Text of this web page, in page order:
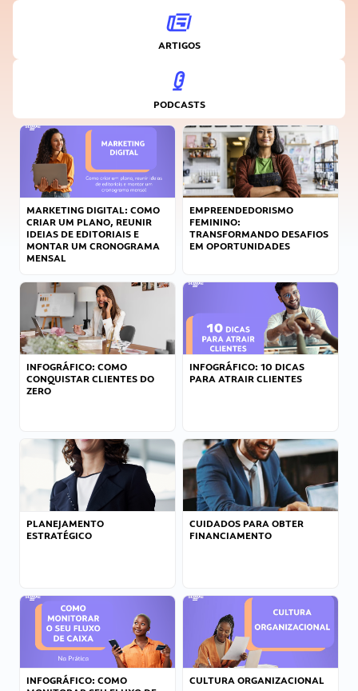
ARTIGOS
PODCASTS
MARKETING DIGITAL: COMO
CRIAR UM PLANO, REUNIR
IDEIAS DE EDITORIAIS E
MONTAR UM CRONOGRAMA
MENSAL
EMPREENDEDORISMO
FEMININO:
TRANSFORMANDO DESAFIOS
EM OPORTUNIDADES
INFOGRÁFICO: COMO
CONQUISTAR CLIENTES DO
ZERO
INFOGRÁFICO: 10 DICAS
PARA ATRAIR CLIENTES
PLANEJAMENTO
ESTRATÉGICO
CUIDADOS PARA OBTER
FINANCIAMENTO
INFOGRÁFICO: COMO
CULTURA ORGANIZACIONAL